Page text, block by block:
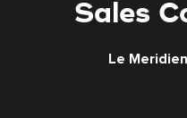
Sales
Le